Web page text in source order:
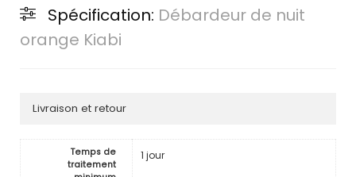
Spécification: Débardeur de nuit
orange Kiabi
Livraison et retour
Temps de
traitement
1 jour